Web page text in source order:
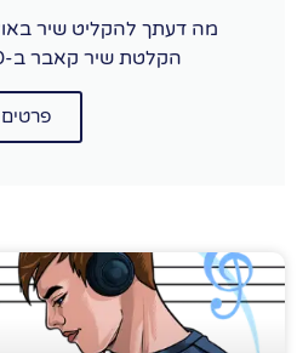
מה דעתך להקליט שיר
הקלטת שיר קאבר ב-390 ש"ח בלבד!
פרטים